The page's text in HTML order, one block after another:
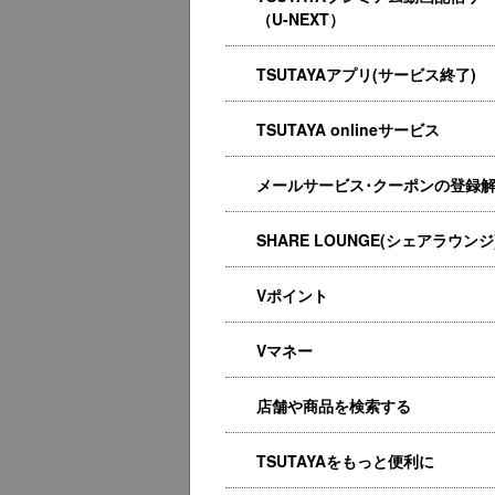
（U-NEXT）
TSUTAYAアプリ(サービス終了)
TSUTAYA onlineサービス
メールサービス･クーポンの登録
SHARE LOUNGE(シェアラウン
Vポイント
Vマネー
店舗や商品を検索する
TSUTAYAをもっと便利に